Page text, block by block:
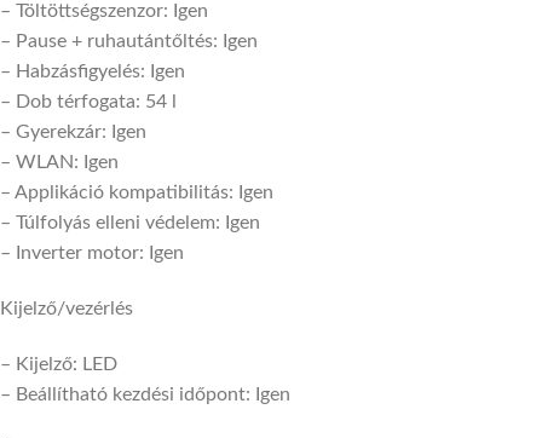
– Töltöttségszenzor: Igen
– Pause + ruhautántőltés: Igen
– Habzásfigyelés: Igen
– Dob térfogata: 54 l
– Gyerekzár: Igen
– WLAN: Igen
– Applikáció kompatibilitás: Igen
– Túlfolyás elleni védelem: Igen
– Inverter motor: Igen
Kijelző/vezérlés
– Kijelző: LED
– Beállítható kezdési időpont: Igen